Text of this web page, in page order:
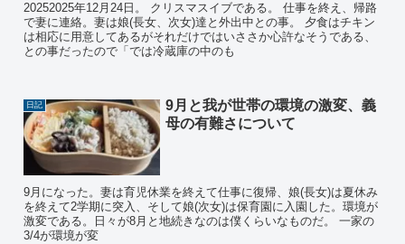
20252025年12月24日。 クリスマスイブである。 仕事を終え、帰路
で妻に連絡。妻は娘(長女、次女)達と外出中との事。 夕食はチキン
は相応に用意してあるがそれだけではいささか心許なそうである、
との事だったので「では冷蔵庫の中のも
日記
9月と我が世帯の環境の激変、義
母の有難さについて
9月になった。妻は育児休業を終えて仕事に復帰、娘(長女)は夏休み
を終えて2学期に突入、そして娘(次女)は保育園に入園した。環境が
激変である。日々が8月と地続きなのは僕くらいなものだ。 一家の
3/4が環境が変